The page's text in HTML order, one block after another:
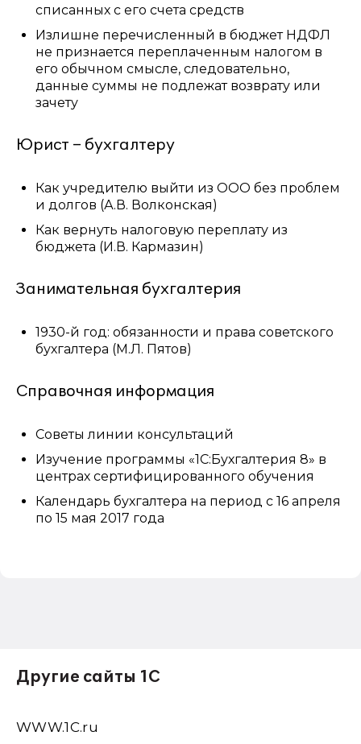
списанных с его счета средств
Излишне перечисленный в бюджет НДФЛ
не признается переплаченным налогом в
его обычном смысле, следовательно,
данные суммы не подлежат возврату или
зачету
Юрист – бухгалтеру
Как учредителю выйти из ООО без проблем
и долгов (А.В. Волконская)
Как вернуть налоговую переплату из
бюджета (И.В. Кармазин)
Занимательная бухгалтерия
1930-й год: обязанности и права советского
бухгалтера (М.Л. Пятов)
Справочная информация
Советы линии консультаций
Изучение программы «1С:Бухгалтерия 8» в
центрах сертифицированного обучения
Календарь бухгалтера на период с 16 апреля
по 15 мая 2017 года
Другие сайты 1С
WWW.1С.ru